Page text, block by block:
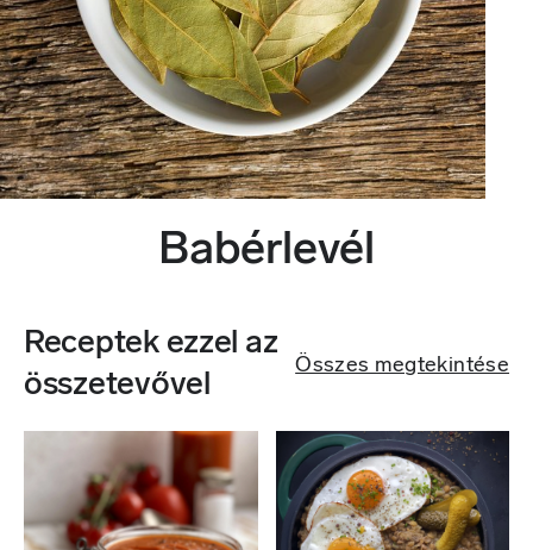
Babérlevél
Receptek ezzel az
összetevővel
Összes megtekintése